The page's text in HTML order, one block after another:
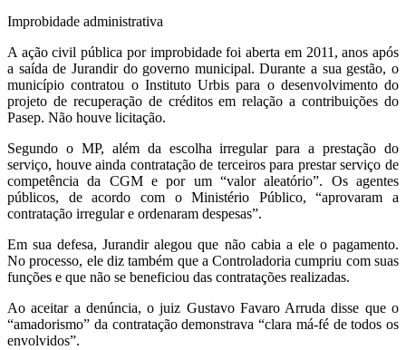
Improbidade administrativa
A ação civil pública por improbidade foi aberta em 2011, anos após
a saída de Jurandir do governo municipal. Durante a sua gestão, o
município contratou o Instituto Urbis para o desenvolvimento do
projeto de recuperação de créditos em relação a contribuições do
Pasep. Não houve licitação.
Segundo o MP, além da escolha irregular para a prestação do
serviço, houve ainda contratação de terceiros para prestar serviço de
competência da CGM e por um “valor aleatório”. Os agentes
públicos, de acordo com o Ministério Público, “aprovaram a
contratação irregular e ordenaram despesas”.
Em sua defesa, Jurandir alegou que não cabia a ele o pagamento.
No processo, ele diz também que a Controladoria cumpriu com suas
funções e que não se beneficiou das contratações realizadas.
Ao aceitar a denúncia, o juiz Gustavo Favaro Arruda disse que o
“amadorismo” da contratação demonstrava “clara má-fé de todos os
envolvidos”.